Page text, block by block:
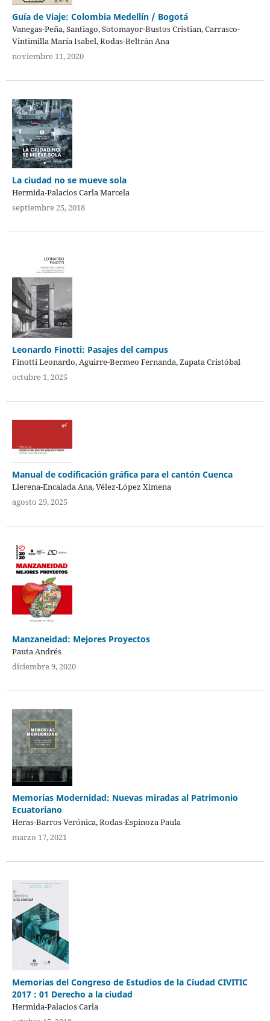
Guía de Viaje: Colombia Medellín / Bogotá
Vanegas-Peña, Santiago, Sotomayor-Bustos Cristian, Carrasco-
Vintimilla María Isabel, Rodas-Beltrán Ana
noviembre 11, 2020
La ciudad no se mueve sola
Hermida-Palacios Carla Marcela
septiembre 25, 2018
Leonardo Finotti: Pasajes del campus
Finotti Leonardo, Aguirre-Bermeo Fernanda, Zapata Cristóbal
octubre 1, 2025
Manual de codificación gráfica para el cantón Cuenca
Llerena-Encalada Ana, Vélez-López Ximena
agosto 29, 2025
Manzaneidad: Mejores Proyectos
Pauta Andrés
diciembre 9, 2020
Memorias Modernidad: Nuevas miradas al Patrimonio
Ecuatoriano
Heras-Barros Verónica, Rodas-Espinoza Paula
marzo 17, 2021
Memorias del Congreso de Estudios de la Ciudad CIVITIC
2017 : 01 Derecho a la ciudad
Hermida-Palacios Carla